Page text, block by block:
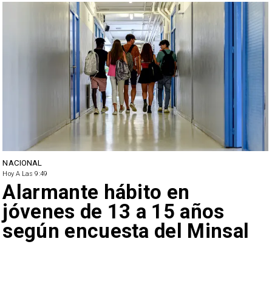
NACIONAL
Hoy A Las 9:49
Alarmante hábito en
jóvenes de 13 a 15 años
según encuesta del Minsal